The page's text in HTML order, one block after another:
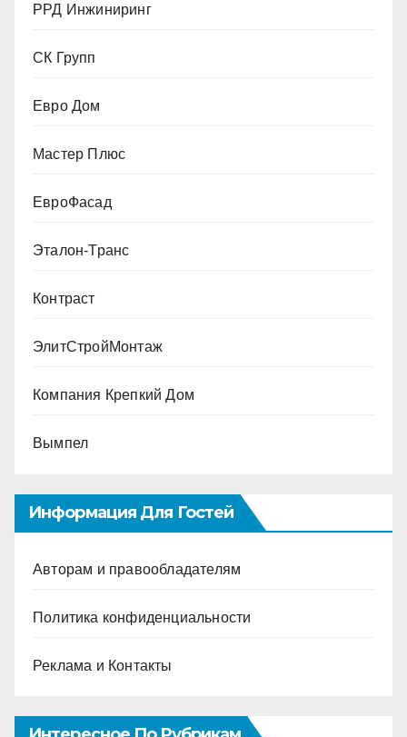
РРД Инжиниринг
СК Групп
Евро Дом
Мастер Плюс
ЕвроФасад
Эталон-Транс
Контраст
ЭлитСтройМонтаж
Компания Крепкий Дом
Вымпел
Информация Для Гостей
Авторам и правообладателям
Политика конфиденциальности
Реклама и Контакты